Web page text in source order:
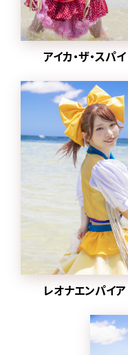
2024年1月から
2022年に同番組の企画
「MONSTER LOVE」から誕
豆柴の大群都内某所
a.k.a. MONSTERIDOLとし
2025年1月8日に放送され
た「水曜日のダウンタウン」
内で
元々アドバイザーを務めて
いた、クロちゃんがプロデ
ューサー就任、ハナエモン
スターが復帰、
グループ名を戻すことが
表された。
同日にクロちゃんが作詞し
ル配信がスタート。
アイカ・ザ・スパイ
レオナエンパイア